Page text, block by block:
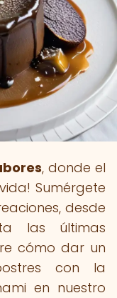
, donde el
Sumérgete
desde
las últimas
cómo dar un
con la
en nuestro